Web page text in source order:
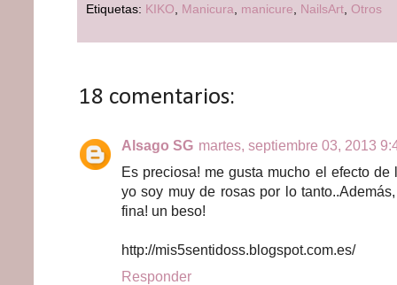
Etiquetas: KIKO Manicura manicure NailsArt Otros
18 comentarios:
Alsago SG martes, septiembre 03, 2013
Es preciosa! me gusta mucho el efecto
yo soy muy de rosas por lo
fina! un beso!
http://mis5sentidoss.blogspot.com.es/
Responder